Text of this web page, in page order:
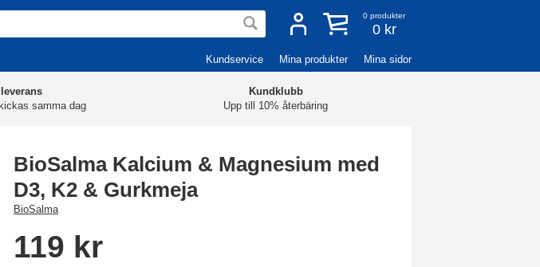
0 produkter
0 kr
Kundservice Mina produkter Mina sidor
samma dag
Kundklubb
Upp till 10% återbäring
BioSalma Kalcium & Magnesium med
D3, K2 & Gurkmeja
BioSalma
119 kr